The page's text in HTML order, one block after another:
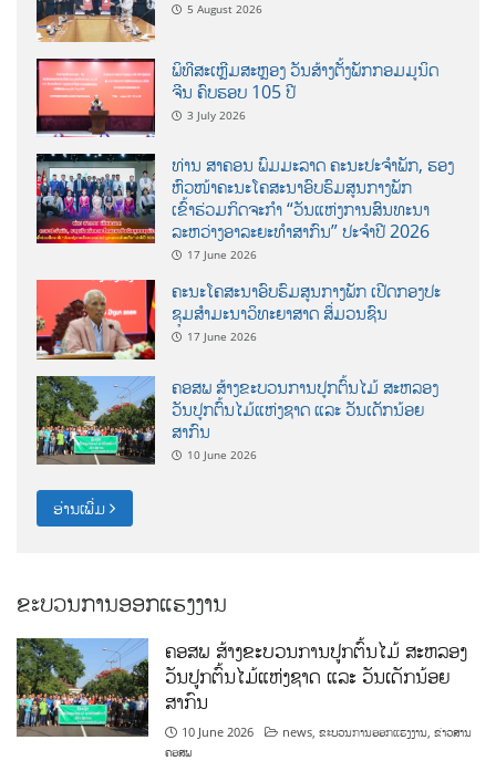
5 August 2026
ພິທີສະເຫຼີມສະຫຼອງ ວັນສ້າງຕັ້ງພັກກອມມູນິດ
ຈີນ ຄົບຮອບ 105 ປີ
3 July 2026
ທ່ານ ສາຄອນ ພົມມະລາດ ຄະນະປະຈໍາພັກ, ຮອງ
ຫົວໜ້າຄະນະໂຄສະນາອົບຮົມສູນກາງພັກ
ເຂົ້າຮ່ວມກິດຈະກຳ “ວັນແຫ່ງການສົນທະນາ
ລະຫວ່າງອາລະຍະທຳສາກົນ” ປະຈຳປີ 2026
17 June 2026
ຄະນະໂຄສະນາອົບຮົມສູນກາງພັກ ເປີດກອງປະ
ຊຸມສຳມະນາວິທະຍາສາດ ສຶ່ມວນຊົນ
17 June 2026
ຄອສພ ສ້າງຂະບວນການປູກຕົ້ນໄມ້ ສະຫລອງ
ວັນປູກຕົ້ນໄມ້ແຫ່ງຊາດ ແລະ ວັນເດັກນ້ອຍ
ສາກົນ
10 June 2026
ອ່ານເພີ່ມ
ຂະບວນການອອກແຮງງານ
ຄອສພ ສ້າງຂະບວນການປູກຕົ້ນໄມ້ ສະຫລອງ
ວັນປູກຕົ້ນໄມ້ແຫ່ງຊາດ ແລະ ວັນເດັກນ້ອຍ
ສາກົນ
10 June 2026 news ,ຂະບວນການອອກແຮງງານ ,ຂ່າວສານ
ຄອສພ